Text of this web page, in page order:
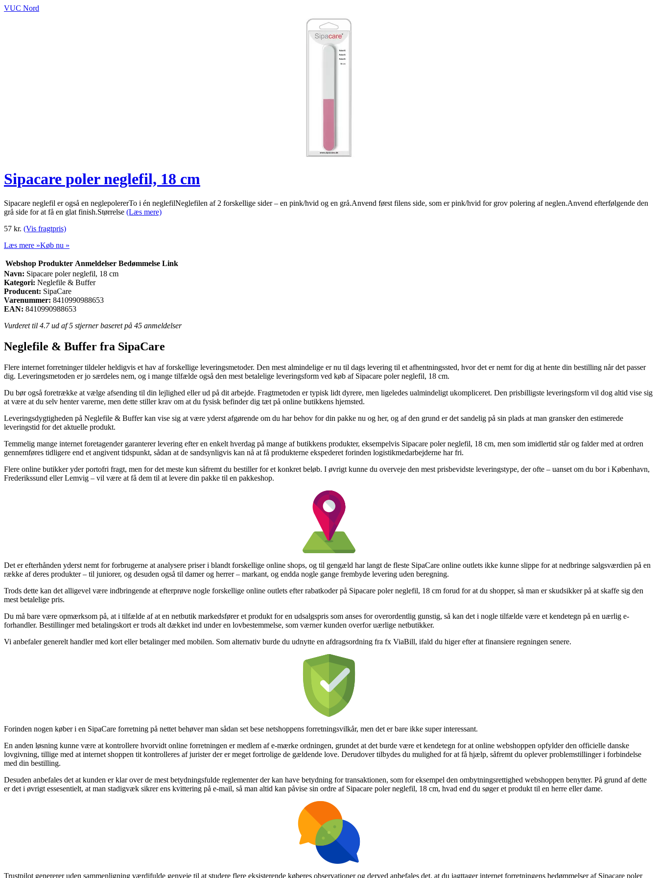
VUC Nord
Sipacare poler neglefil, 18 cm
Sipacare neglefil er også en neglepolererTo i én neglefilNeglefilen af 2 forskellige sider – en pink/hvid og en grå.Anvend først filens side, som er pink/hvid for grov polering af neglen.Anvend efterfølgende den
grå side for at få en glat finish.Størrelse (Læs mere)
57 kr. (Vis fragtpris)
Læs mere »Køb nu »
Webshop Produkter Anmeldelser Bedømmelse Link
Navn: Sipacare poler neglefil, 18 cm
Kategori: Neglefile & Buffer
Producent: SipaCare
Varenummer: 8410990988653
EAN: 8410990988653
Vurderet til 4.7ud af 5 stjerner baseret på 45 anmeldelser
Neglefile & Buffer fra SipaCare
Flere internet forretninger tildeler heldigvis et hav af forskellige leveringsmetoder. Den mest almindelige er nu til dags levering til et afhentningssted, hvor det er nemt for dig at hente din bestilling når det passer
dig. Leveringsmetoden er jo særdeles nem, og i mange tilfælde også den mest betalelige leveringsform ved køb af Sipacare poler neglefil, 18 cm.
Du bør også foretrække at vælge afsending til din lejlighed eller ud på dit arbejde. Fragtmetoden er typisk lidt dyrere, men ligeledes ualmindeligt ukompliceret. Den prisbilligste leveringsform vil dog altid vise sig
at være at du selv henter varerne, men dette stiller krav om at du fysisk befinder dig tæt på online butikkens hjemsted.
Leveringsdygtigheden på Neglefile & Buffer kan vise sig at være yderst afgørende om du har behov for din pakke nu og her, og af den grund er det sandelig på sin plads at man gransker den estimerede
leveringstid for det aktuelle produkt.
Temmelig mange internet foretagender garanterer levering efter en enkelt hverdag på mange af butikkens produkter, eksempelvis Sipacare poler neglefil, 18 cm, men som imidlertid står og falder med at ordren
gennemføres tidligere end et angivent tidspunkt, sådan at de sandsynligvis kan nå at få produkterne ekspederet forinden logistikmedarbejderne har fri.
Flere online butikker yder portofri fragt, men for det meste kun såfremt du bestiller for et konkret beløb. I øvrigt kunne du overveje den mest prisbevidste leveringstype, der ofte – uanset om du bor i København,
Frederikssund eller Lemvig – vil være at få dem til at levere din pakke til en pakkeshop.
Det er efterhånden yderst nemt for forbrugerne at analysere priser i blandt forskellige online shops, og til gengæld har langt de fleste SipaCare online outlets ikke kunne slippe for at nedbringe salgsværdien på en
række af deres produkter – til juniorer, og desuden også til damer og herrer – markant, og endda nogle gange frembyde levering uden beregning.
Trods dette kan det alligevel være indbringende at efterprøve nogle forskellige online outlets efter rabatkoder på Sipacare poler neglefil, 18 cm forud for at du shopper, så man er skudsikker på at skaffe sig den
mest betalelige pris.
Du må bare være opmærksom på, at i tilfælde af at en netbutik markedsfører et produkt for en udsalgspris som anses for overordentlig gunstig, så kan det i nogle tilfælde være et kendetegn på en uærlig e-
forhandler. Bestillinger med betalingskort er trods alt dækket ind under en lovbestemmelse, som værner kunden overfor uærlige netbutikker.
Vi anbefaler generelt handler med kort eller betalinger med mobilen. Som alternativ burde du udnytte en afdragsordning fra fx ViaBill, ifald du higer efter at finansiere regningen senere.
Forinden nogen køber i en SipaCare forretning på nettet behøver man sådan set bese netshoppens forretningsvilkår, men det er bare ikke super interessant.
En anden løsning kunne være at kontrollere hvorvidt online forretningen er medlem af e-mærke ordningen, grundet at det burde være et kendetegn for at online webshoppen opfylder den officielle danske
lovgivning, tillige med at internet shoppen tit kontrolleres af jurister der er meget fortrolige de gældende love. Derudover tilbydes du mulighed for at få hjælp, såfremt du oplever problemstillinger i forbindelse
med din bestilling.
Desuden anbefales det at kunden er klar over de mest betydningsfulde reglementer der kan have betydning for transaktionen, som for eksempel den ombytningsrettighed webshoppen benytter. På grund af dette
er det i øvrigt essesentielt, at man stadigvæk sikrer ens kvittering på e-mail, så man altid kan påvise sin ordre af Sipacare poler neglefil, 18 cm, hvad end du søger et produkt til en herre eller dame.
Trustpilot genererer uden sammenligning værdifulde genveje til at studere flere eksisterende køberes observationer og derved anbefales det, at du iagttager internet forretningens bedømmelser af Sipacare poler